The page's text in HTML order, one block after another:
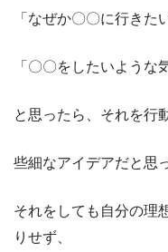
「なぜか〇〇に行きた
「〇〇をしたいような
と思ったら、それを行
些細なアイデアだと思
それをしても自分の理
りせず、